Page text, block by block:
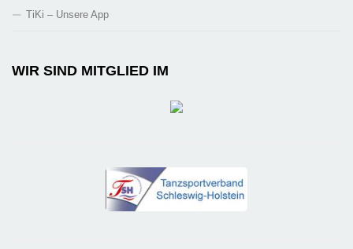
TiKi – Unsere App
WIR SIND MITGLIED IM